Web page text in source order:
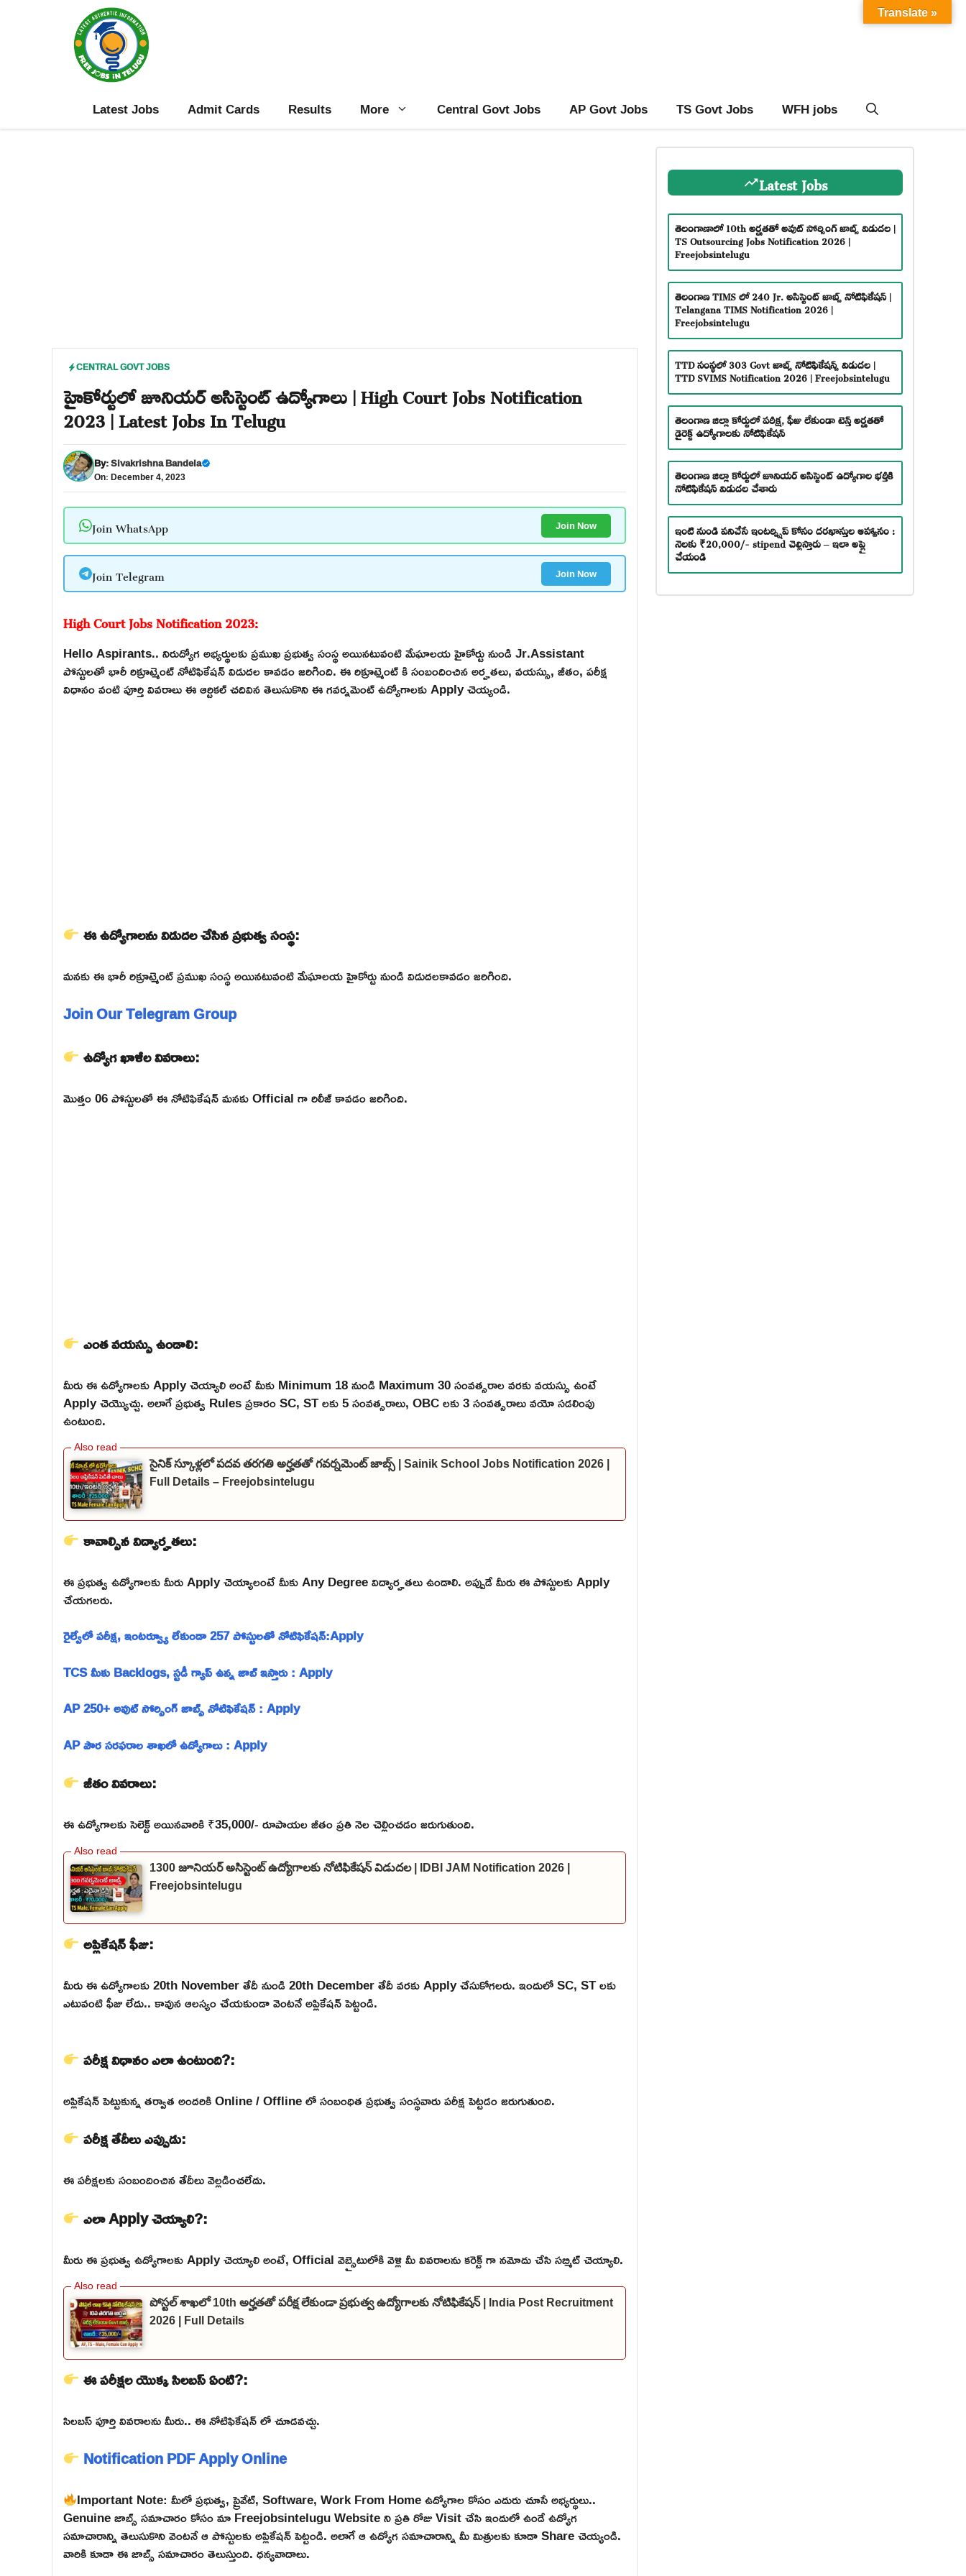
Latest Jobs Admit Cards Results More Central Govt Jobs AP Govt Jobs TS Govt Jobs WFH jobs
CENTRAL GOVT JOBS
హైకోర్టులో జూనియర్ అసిస్టెంట్ ఉద్యోగాలు | High Court Jobs Notification
2023 | Latest Jobs In Telugu
By:Sivakrishna Bandela
On: December 4, 2023
Join WhatsApp Join Now
Join Telegram Join Now
High Court Jobs Notification 2023:
Hello Aspirants.. నిరుద్యోగ అభ్యర్థులకు ప్రముఖ ప్రభుత్వ సంస్థ అయినటువంటి మేఘాలయ హైకోర్టు నుండి Jr.Assistant
పోస్టులతో భారీ రిక్రూట్మెంట్ నోటిఫికేషన్ విడుదల కావడం జరిగింది. ఈ రిక్రూట్మెంట్ కి సంబందించిన అర్హతలు, వయస్సు, జీతం, పరీక్ష
విధానం వంటి పూర్తి వివరాలు ఈ ఆర్టికల్ చదివిన తెలుసుకొని ఈ గవర్నమెంట్ ఉద్యోగాలకు Apply చెయ్యండి.
ఈ ఉద్యోగాలను విడుదల చేసిన ప్రభుత్వ సంస్థ:
మనకు ఈ భారీ రిక్రూట్మెంట్ ప్రముఖ సంస్థ అయినటువంటి మేఘాలయ హైకోర్టు నుండి విడుదలకావడం జరిగింది.
Join Our Telegram Group
ఉద్యోగ ఖాళీల వివరాలు:
మొత్తం 06 పోస్టులతో ఈ నోటిఫికేషన్ మనకు Official గా రిలీజ్ కావడం జరిగింది.
ఎంత వయస్సు ఉండాలి:
మీరు ఈ ఉద్యోగాలకు Apply చెయ్యాలి అంటే మీకు Minimum 18 నుండి Maximum 30 సంవత్సరాల వరకు వయస్సు ఉంటే
Apply చెయ్యొచ్చు. అలాగే ప్రభుత్వ Rules ప్రకారం SC, ST లకు 5 సంవత్సరాలు, OBC లకు 3 సంవత్సరాలు వయో సడలింపు
ఉంటుంది.
సైనిక్ స్కూళ్లలో పదవ తరగతి అర్హతతో గవర్నమెంట్ జాబ్స్ | Sainik School Jobs Notification 2026 |
Full Details – Freejobsintelugu
కావాల్సిన విద్యార్హతలు:
ఈ ప్రభుత్వ ఉద్యోగాలకు మీరు Apply చెయ్యాలంటే మీకు Any Degree విద్యార్హతలు ఉండాలి. అప్పుడే మీరు ఈ పోస్టులకు Apply
చేయగలరు.
రైల్వేలో పరీక్ష, ఇంటర్వ్యూ లేకుండా 257 పోస్టులతో నోటిఫికేషన్:Apply
TCS మీకు Backlogs, స్టడీ గ్యాప్ ఉన్న జాబ్ ఇస్తారు : Apply
AP 250+ అవుట్ సోర్సింగ్ జాబ్స్ నోటిఫికేషన్ : Apply
AP పౌర సరఫరాల శాఖలో ఉద్యోగాలు : Apply
జీతం వివరాలు:
ఈ ఉద్యోగాలకు సెలెక్ట్ అయినవారికి ₹35,000/- రూపాయల జీతం ప్రతి నెల చెల్లించడం జరుగుతుంది.
1300 జూనియర్ అసిస్టెంట్ ఉద్యోగాలకు నోటిఫికేషన్ విడుదల | IDBI JAM Notification 2026 |
Freejobsintelugu
అప్లికేషన్ ఫీజు:
మీరు ఈ ఉద్యోగాలకు 20th November తేదీ నుండి 20th December తేదీ వరకు Apply చేసుకోగలరు. ఇందులో SC, ST లకు
ఎటువంటి ఫీజు లేదు.. కావున ఆలస్యం చేయకుండా వెంటనే అప్లికేషన్ పెట్టండి.
పరీక్ష విధానం ఎలా ఉంటుంది?:
అప్లికేషన్ పెట్టుకున్న తర్వాత అందరికి Online / Offline లో సంబంధిత ప్రభుత్వ సంస్థవారు పరీక్ష పెట్టడం జరుగుతుంది.
పరీక్ష తేదీలు ఎప్పుడు:
ఈ పరీక్షలకు సంబందించిన తేదీలు వెల్లడించలేదు.
ఎలా Apply చెయ్యాలి?:
మీరు ఈ ప్రభుత్వ ఉద్యోగాలకు Apply చెయ్యాలి అంటే, Official వెబ్సైటులోకి వెళ్లి మీ వివరాలను కరెక్ట్ గా నమోదు చేసి సబ్మిట్ చెయ్యాలి.
పోస్టల్ శాఖలో 10th అర్హతతో పరీక్ష లేకుండా ప్రభుత్వ ఉద్యోగాలకు నోటిఫికేషన్ | India Post Recruitment
2026 | Full Details
ఈ పరీక్షల యొక్క సిలబస్ ఏంటి?:
సిలబస్ పూర్తి వివరాలను మీరు.. ఈ నోటిఫికేషన్ లో చూడవచ్చు.
Notification PDFApply Online
Important Note: మీలో ప్రభుత్వ, ప్రైవేట్, Software, Work From Home ఉద్యోగాల కోసం ఎదురు చూసే అభ్యర్థులు..
Genuine జాబ్స్ సమాచారం కోసం మా Freejobsintelugu Website ని ప్రతి రోజు Visit చేసి ఇందులో ఉండే ఉద్యోగ
సమాచారాన్ని తెలుసుకొని వెంటనే ఆ పోస్టులకు అప్లికేషన్ పెట్టండి. అలాగే ఆ ఉద్యోగ సమాచారాన్ని మీ మిత్రులకు కూడా Share చెయ్యండి.
వారికి కూడా ఈ జాబ్స్ సమాచారం తెలుస్తుంది. ధన్యవాదాలు.
Latest Jobs
తెలంగాణాలో 10th అర్హతతో అవుట్ సోర్సింగ్ జాబ్స్ విడుదల |
TS Outsourcing Jobs Notification 2026 |
Freejobsintelugu
తెలంగాణ TIMS లో 240 Jr. అసిస్టెంట్ జాబ్స్ నోటిఫికేషన్ |
Telangana TIMS Notification 2026 |
Freejobsintelugu
TTD సంస్థలో 303 Govt జాబ్స్ నోటిఫికేషన్స్ విడుదల |
TTD SVIMS Notification 2026 | Freejobsintelugu
తెలంగాణ జిల్లా కోర్టులో పరీక్ష, ఫీజు లేకుండా టెన్త్ అర్హతతో
డైరెక్ట్ ఉద్యోగాలకు నోటిఫికేషన్
తెలంగాణ జిల్లా కోర్టులో జూనియర్ అసిస్టెంట్ ఉద్యోగాల భర్తీకి
నోటిఫికేషన్ విడుదల చేశారు
ఇంటి నుండి పనిచేసే ఇంటర్న్షిప్ కోసం దరఖాస్తుల ఆహ్వానం :
నెలకు ₹20,000/- stipend చెల్లిస్తారు – ఇలా అప్లై
చేయండి
Translate »